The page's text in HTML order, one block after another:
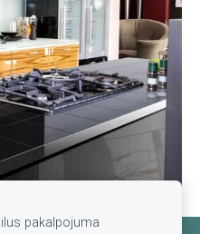
pakalpojuma